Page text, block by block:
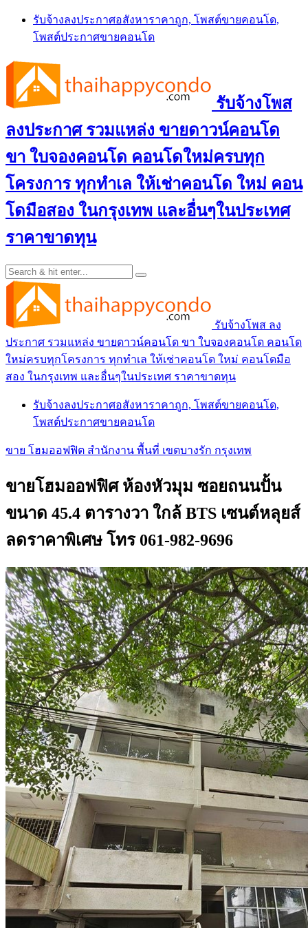
Skip
content
รับจ้างลงประกาศอสังหาราคาถูก, โพสต์ขายคอนโด,
โพสต์ประกาศขายคอนโด
รับจ้างโพส
ลงประกาศ รวมแหล่ง ขายดาวน์คอนโด
ขา ใบจองคอนโด คอนโดใหม่ครบทุก
โครงการ ทุกทำเล ให้เช่าคอนโด ใหม่ คอน
โดมือสอง ในกรุงเทพ และอื่นๆในประเทศ
ราคาขาดทุน
รับจ้างโพส ลง
ประกาศ รวมแหล่ง ขายดาวน์คอนโด ขา ใบจองคอนโด คอนโด
ใหม่ครบทุกโครงการ ทุกทำเล ให้เช่าคอนโด ใหม่ คอนโดมือ
สอง ในกรุงเทพ และอื่นๆในประเทศ ราคาขาดทุน
รับจ้างลงประกาศอสังหาราคาถูก, โพสต์ขายคอนโด,
โพสต์ประกาศขายคอนโด
ขาย โฮมออฟฟิต สำนักงาน พื้นที่ เขตบางรัก กรุงเทพ
ขายโฮมออฟฟิศ ห้องหัวมุม ซอยถนนปั้น
ขนาด 45.4 ตารางวา ใกล้ BTS เซนต์หลุยส์
ลดราคาพิเศษ โทร 061-982-9696